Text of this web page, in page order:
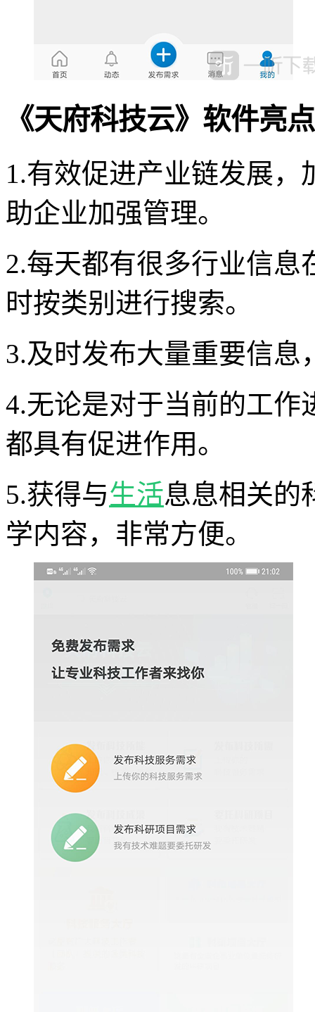
《天府科技云》软件亮
1.有效促进产业链发展
助企业加强管理。
2.每天都有很多行业信
时按类别进行搜索。
3.及时发布大量重要信
4.无论是对于当前的工作
都具有促进作用。
5.获得与生活息息相关的
学内容，非常方便。